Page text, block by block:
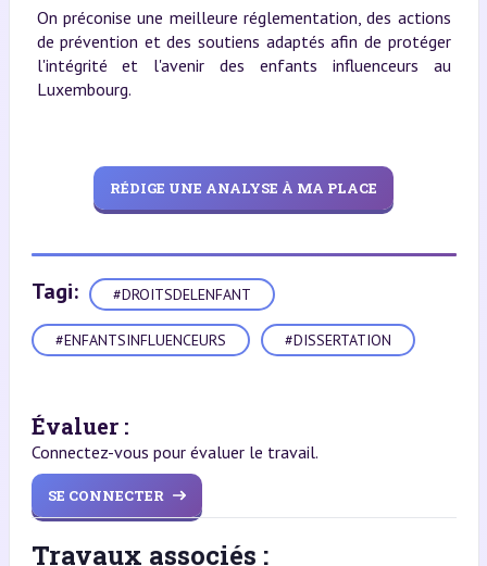
On préconise une meilleure réglementation, des actions
de prévention et des soutiens adaptés afin de protéger
l'intégrité et l'avenir des enfants influenceurs au
Luxembourg.
RÉDIGE UNE ANALYSE À MA PLACE
Tagi: #DROITSDELENFANT
#ENFANTSINFLUENCEURS #DISSERTATION
Évaluer :
Connectez-vous pour évaluer le travail.
SE CONNECTER
Travaux associés :